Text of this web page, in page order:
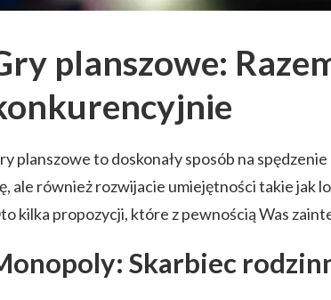
planszowe:
planszowe to doskonały sposób na
ale również rozwijacie umiejętności takie jak
kilka propozycji, które z pewnością Was
Skarbiec